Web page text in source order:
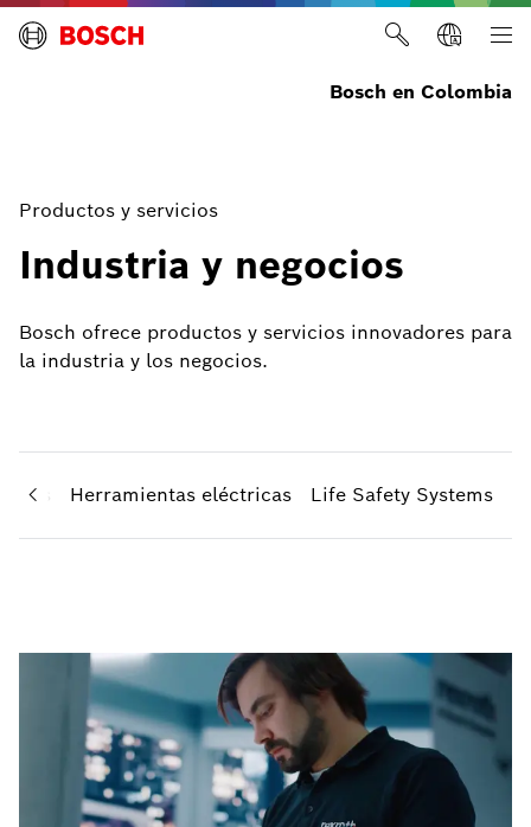
Bosch en Colombia
Productos y servicios
Industria y negocios
Bosch ofrece productos y servicios innovadores para
la industria y los negocios.
Herramientas eléctricas Life Safety Systems